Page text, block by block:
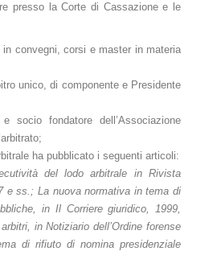
presso la Corte di Cassazione e le
in convegni, corsi e master in materia
unico, di componente e Presidente
e socio fondatore dell’Associazione
ha pubblicato i seguenti articoli:
del lodo arbitrale in Rivista
e ss.; La nuova normativa in tema di
in Il Corriere giuridico, 1999,
in Notiziario dell’Ordine forense
di rifiuto di nomina presidenziale